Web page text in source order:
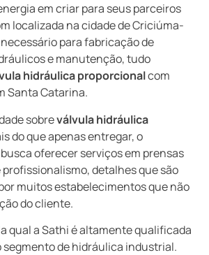
em criar para seus parceiros
localizada na cidade de Criciúma-
para fabricação de
e manutenção, tudo
hidráulica proporcionalcom
Santa Catarina.
sobreválvula hidráulica
do que apenas entregar, o
oferecer serviços em prensas
profissionalismo, detalhes que são
muitos estabelecimentos que não
do cliente.
qual a Sathi é altamente qualificada
segmento de hidráulica industrial.